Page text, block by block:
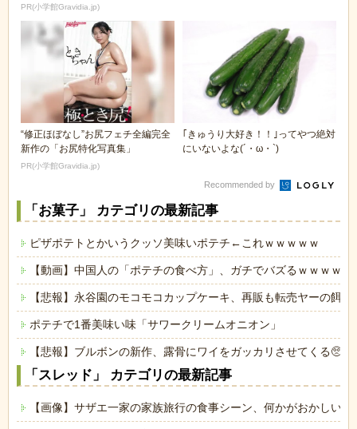
PR(小学館Gravidia.jp)
“修正ほぼなし”お尻フェチ全編完全
新作の「お尻特化写真集」
PR(小学館Gravidia.jp)
｢きゅうり大好き！！｣ってやつ絶対
にいないよな(´・ω・`)
Recommended by
「お菓子」 カテゴリの最新記事
ピザポテトとかいうクッソ美味いポテチ←これｗｗｗｗｗ
【動画】中国人の「ポテチの食べ方」、ガチでバズるｗｗｗｗｗ
【悲報】永谷園のモコモコカップケーキ、再販も転売ヤーの餌
ポテチで1番美味い味「サワークリームオニオン」
【悲報】ブルボンの新作、露骨にワイをガッカリさせてくる🥺🌰
「スレッド」 カテゴリの最新記事
【画像】サザエ一家の家族旅行の食事シーン、何かがおかしいｗ